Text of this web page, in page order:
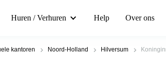
Huren / Verhuren Help Over ons
kantoren Noord-Holland Hilversum